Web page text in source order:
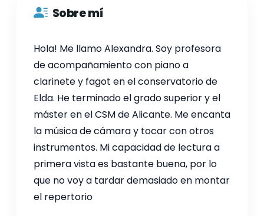
Sobre mí
Hola! Me llamo Alexandra. Soy profesora
de acompañamiento con piano a
clarinete y fagot en el conservatorio de
Elda. He terminado el grado superior y el
máster en el CSM de Alicante. Me encanta
la música de cámara y tocar con otros
instrumentos. Mi capacidad de lectura a
primera vista es bastante buena, por lo
que no voy a tardar demasiado en montar
el repertorio